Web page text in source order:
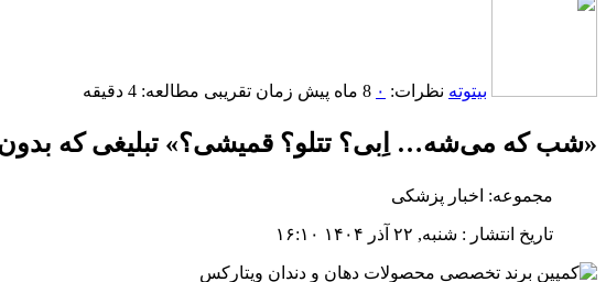
بیتوته نظرات: ۰ 8 ماه پیش زمان تقریبی مطالعه: 4 دقیقه
«شب که می‌شه… اِبی؟ تتلو؟ قمیشی؟» تبلیغی که
مجموعه: اخبار پزشکی
تاریخ انتشار : شنبه, ۲۲ آذر ۱۴۰۴ ۱۶:۱۰